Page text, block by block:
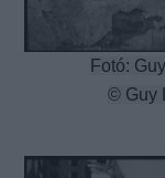
Fotó:
© Guy